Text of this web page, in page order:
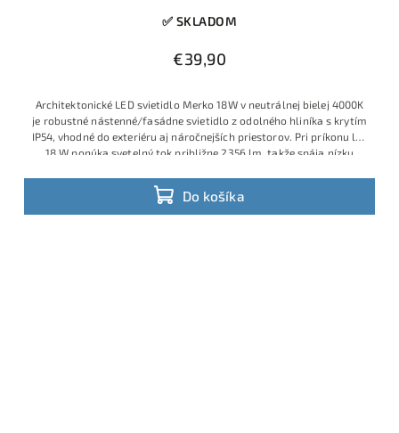
✅ SKLADOM
€39,90
Do košíka
Architektonické LED svietidlo Merko 18W v neutrálnej bielej 4000K
je robustné nástenné/​fasádne svietidlo z odolného hliníka s krytím
IP54, vhodné do exteriéru aj náročnejších priestorov. Pri príkonu len
18 W ponúka svetelný tok približne 2356 lm, takže spája nízku
prevádzkou. Využitie na fasádu aj do interiéru. S nastaviteľným
pohybovým senzorom.